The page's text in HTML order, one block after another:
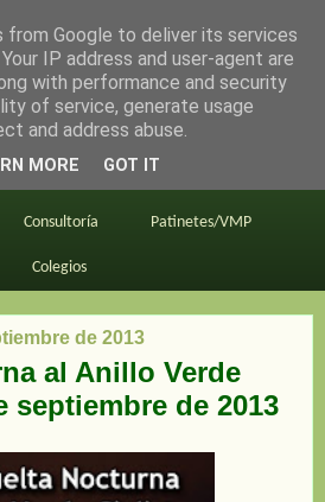
madrid
BiciMAD Primeros consejos
Consultoría Patinetes/VMP
Colegios
de 2013
al Anillo Verde
septiembre de 2013
from Google to deliver its services
IP address and user-agent are
with performance and security
of service, generate usage
and address abuse.
MORE GOT IT